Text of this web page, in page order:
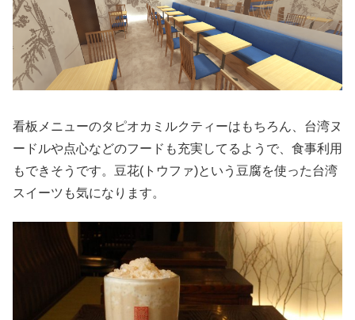
看板メニューのタピオカミルクティーはもちろん、台湾ヌ
ードルや点心などのフードも充実してるようで、食事利用
もできそうです。豆花(トウファ)という豆腐を使った台湾
スイーツも気になります。